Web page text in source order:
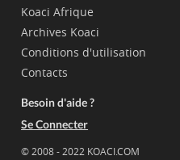
Koaci Afrique
Archives Koaci
Conditions d'utilisation
Contacts
Besoin d'aide ?
Se Connecter
© 2008 - 2022 KOACI.COM